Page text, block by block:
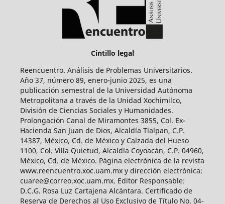
Cintillo legal
Reencuentro. Análisis de Problemas Universitarios.
Año 37, número 89, enero-junio 2025, es una
publicación semestral de la Universidad Autónoma
Metropolitana a través de la Unidad Xochimilco,
División de Ciencias Sociales y Humanidades.
Prolongación Canal de Miramontes 3855, Col. Ex-
Hacienda San Juan de Dios, Alcaldía Tlalpan, C.P.
14387, México, Cd. de México y Calzada del Hueso
1100, Col. Villa Quietud, Alcaldía Coyoacán, C.P. 04960,
México, Cd. de México. Página electrónica de la revista
www.reencuentro.xoc.uam.mx y dirección electrónica:
cuaree@correo.xoc.uam.mx. Editor Responsable:
D.C.G. Rosa Luz Cartajena Alcántara. Certificado de
Reserva de Derechos al Uso Exclusivo de Título No. 04-